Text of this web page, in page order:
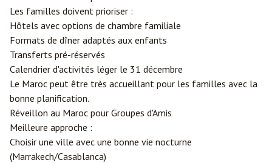
Les familles doivent prioriser :
Hôtels avec options de chambre familiale
Formats de dîner adaptés aux enfants
Transferts pré-réservés
Calendrier d'activités léger le 31 décembre
Le Maroc peut être très accueillant pour les familles avec la
bonne planification.
Réveillon au Maroc pour Groupes d'Amis
Meilleure approche :
Choisir une ville avec une bonne vie nocturne
(Marrakech/Casablanca)